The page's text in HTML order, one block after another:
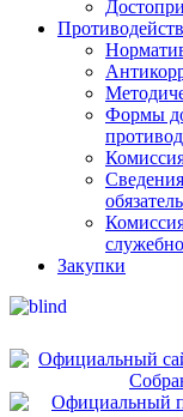
Формы
Закупки